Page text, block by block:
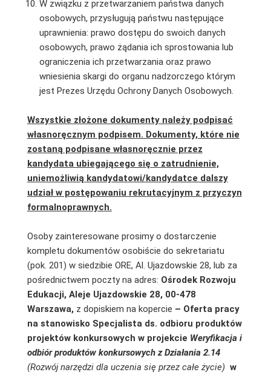
W związku z przetwarzaniem państwa danych
osobowych, przysługują państwu następujące
uprawnienia: prawo dostępu do swoich danych
osobowych, prawo żądania ich sprostowania lub
ograniczenia ich przetwarzania oraz prawo
wniesienia skargi do organu nadzorczego którym
jest Prezes Urzędu Ochrony Danych Osobowych.
Wszystkie złożone dokumenty należy podpisać
własnoręcznym podpisem. Dokumenty, które nie
zostaną podpisane własnoręcznie przez
kandydata ubiegającego się o zatrudnienie,
uniemożliwią kandydatowi/kandydatce dalszy
udział w postępowaniu rekrutacyjnym z przyczyn
formalnoprawnych.
Osoby zainteresowane prosimy o dostarczenie
kompletu dokumentów osobiście do sekretariatu
(pok. 201) w siedzibie ORE, Al. Ujazdowskie 28, lub za
pośrednictwem poczty na adres: Ośrodek Rozwoju
Edukacji, Aleje Ujazdowskie 28, 00-478
Warszawa, z dopiskiem na kopercie – Oferta pracy
na stanowisko Specjalista ds. odbioru produktów
projektów konkursowych w projekcie Weryfikacja i
odbiór produktów konkursowych z Działania 2.14
(Rozwój narzędzi dla uczenia się przez całe życie) w